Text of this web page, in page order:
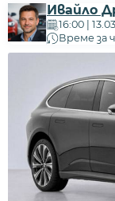
Ивайло
16:00 |
Време за